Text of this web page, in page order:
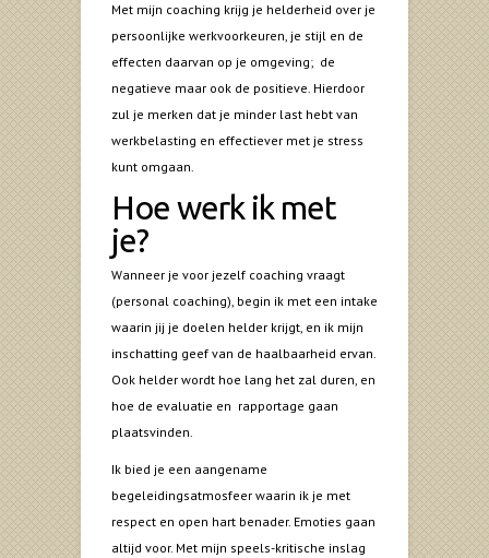
Met mijn coaching krijg je helderheid over je
persoonlijke werkvoorkeuren, je stijl en de
effecten daarvan op je omgeving; de
negatieve maar ook de positieve. Hierdoor
zul je merken dat je minder last hebt van
werkbelasting en effectiever met je stress
kunt omgaan.
Hoe werk ik met
je?
Wanneer je voor jezelf coaching vraagt
(personal coaching), begin ik met een intake
waarin jij je doelen helder krijgt, en ik mijn
inschatting geef van de haalbaarheid ervan.
Ook helder wordt hoe lang het zal duren, en
hoe de evaluatie en rapportage gaan
plaatsvinden.
Ik bied je een aangename
begeleidingsatmosfeer waarin ik je met
respect en open hart benader. Emoties gaan
altijd voor. Met mijn speels-kritische inslag